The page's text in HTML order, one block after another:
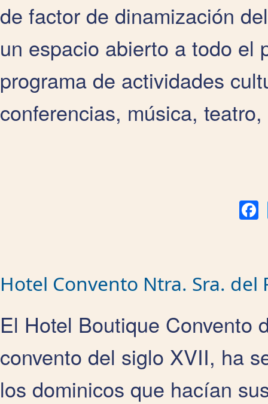
de factor de dinamización
un espacio abierto a todo el
programa de actividades
conferencias, música,
Hotel Convento Ntra. Sra. del
El Hotel Boutique Convento
convento del siglo XVII, ha
los dominicos que hacían